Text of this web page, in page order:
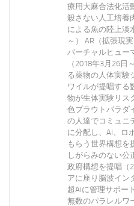
療用大麻合法化活
殺さない人工培養
による魚の陸上淡
～） AR（拡張現
バーチャルヒュー
（2018年3月26日
る薬物の人体実験
ワイルが提唱する
物が生体実験リス
色プラウトパラダ
の人達でコミュニ
に分配し、AI、ロ
もらう世界構想を
しがらみのない公
政府構想を提唱（
アに座り脳波イン
超AIに管理サポー
無数のパラレルワ